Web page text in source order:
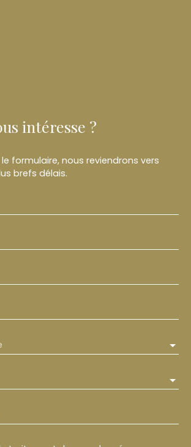
intéresse ?
formulaire, nous reviendrons vers
brefs délais.